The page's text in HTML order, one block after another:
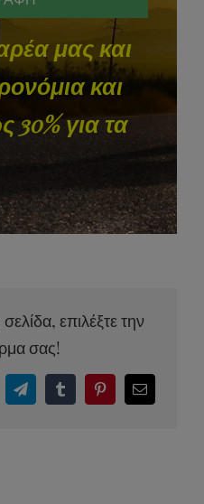
μας και
και
30% για τα
επιλέξτε την
σας!
TelegramTumblrPinterestEmail